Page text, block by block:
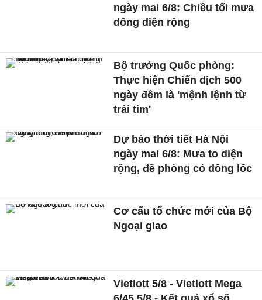
ngày mai 6/8: Chiều tối mưa
dông diện rộng
Bộ trưởng Quốc phòng:
Thực hiện Chiến dịch 500
ngày đêm là 'mệnh lệnh từ
trái tim'
Dự báo thời tiết Hà Nội
ngày mai 6/8: Mưa to diện
rộng, đề phòng có dông lốc
Cơ cấu tổ chức mới của Bộ
Ngoại giao
Vietlott 5/8 - Vietlott Mega